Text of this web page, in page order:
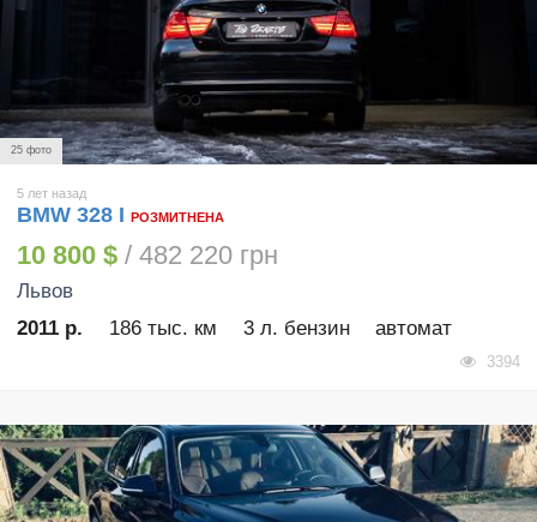
25 фото
5 лет назад
BMW 328 І РОЗМИТНЕНА
10 800 $ / 482 220 грн
Львов
2011 р.
186 тыс. км 3 л. бензин автомат
3394